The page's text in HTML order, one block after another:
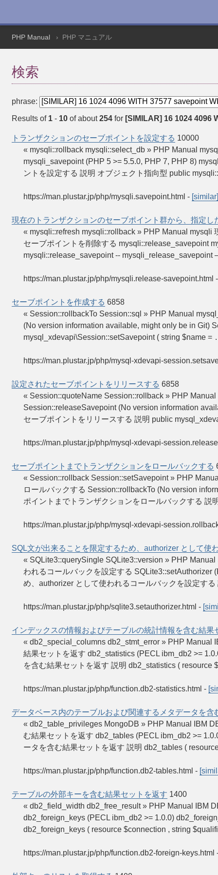
PHP Manual PHP マニュアル
検索
phrase:
Results of 1 - 10 of about254 for [SIMILAR] 16 1024 4096
トランザクションのセーブポイントを設定する 10000
« mysqli::rollback mysqli::select_db » PHP Manual
mysqli_savepoint (PHP 5 >= 5.5.0, PHP 7, PHP 8)
ントを設定する 説明 オブジェクト指向型 public
https://man.plustar.jp/php/mysqli.savepoint.html - [similar]
現在のトランザクションのセーブポイント群から、指定し
« mysqli::refresh mysqli::rollback » PHP Manual
セーブポイントを削除する mysqli::release_savepoint
mysqli::release_savepoint --
https://man.plustar.jp/php/mysqli.release-savepoint.html
セーブポイントを作成する 6858
« Session::rollbackTo Session::sql » PHP Manual
(No version information available, might only be in Git)
mysql_xdevapi\Session::setSavepoint ( string $name =
https://man.plustar.jp/php/mysql-xdevapi-
設定されたセーブポイントをリリースする 6858
« Session::quoteName Session::rollback » PHP
Session::releaseSavepoint (No version information
セーブポイントをリリースする 説明 public
https://man.plustar.jp/php/mysql-xdevapi-
セーブポイントまでトランザクションをロールバックする
« Session::rollback Session::setSavepoint » PHP
ロールバックする Session::rollbackTo (No version
ポイントまでトランザクションをロールバックする 説
https://man.plustar.jp/php/mysql-xdevapi-
SQL文が出来ることを限定するため、authorizer として使
« SQLite3::querySingle SQLite3::version » PHP
われるコールバックを設定する
め、authorizer として使われるコールバックを設定す
https://man.plustar.jp/php/sqlite3.setauthorizer.html -
インデックスの情報およびテーブルの統計情報を含む結果
« db2_special_columns db2_stmt_error » PHP Manual
結果セットを返す db2_statistics (PECL ibm_db2 >=
を含む結果セットを返す 説明 db2_statistics ( resource
https://man.plustar.jp/php/function.db2-statistics.html -
データベース内のテーブルおよび関連するメタデータを含
« db2_table_privileges MongoDB » PHP Manual IBM
む結果セットを返す db2_tables (PECL ibm_db2 >=
ータを含む結果セットを返す 説明 db2_tables (
https://man.plustar.jp/php/function.db2-tables.html -
テーブルの外部キーを含む結果セットを返す 1400
« db2_field_width db2_free_result » PHP Manual IBM
db2_foreign_keys (PECL ibm_db2 >= 1.0.0)
db2_foreign_keys ( resource $connection , string
https://man.plustar.jp/php/function.db2-foreign-keys.html